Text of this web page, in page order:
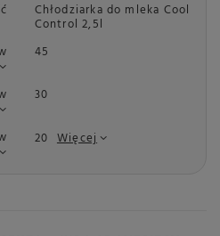
Chłodziarka do mleka Cool
Control 2,5l
45
30
20 Więcej